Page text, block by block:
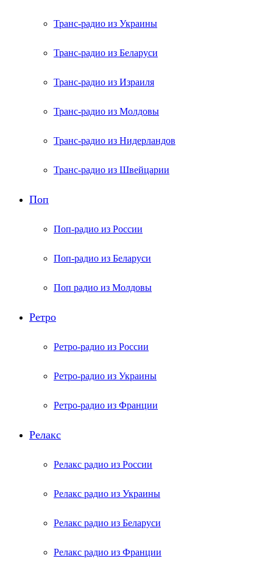
Транс-радио из Украины
Транс-радио из Беларуси
Транс-радио из Израиля
Транс-радио из Молдовы
Транс-радио из Нидерландов
Транс-радио из Швейцарии
Поп
Поп-радио из России
Поп-радио из Беларуси
Поп радио из Молдовы
Ретро
Ретро-радио из России
Ретро-радио из Украины
Ретро-радио из Франции
Релакс
Релакс радио из России
Релакс радио из Украины
Релакс радио из Беларуси
Релакс радио из Франции